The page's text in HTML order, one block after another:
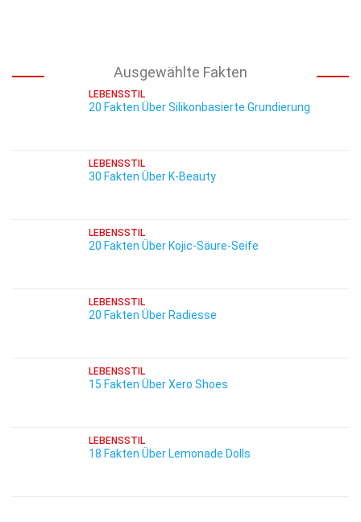
Ausgewählte Fakten
LEBENSSTIL
20 Fakten Über Silikonbasierte Grundierung
LEBENSSTIL
30 Fakten Über K-Beauty
LEBENSSTIL
20 Fakten Über Kojic-Säure-Seife
LEBENSSTIL
20 Fakten Über Radiesse
LEBENSSTIL
15 Fakten Über Xero Shoes
LEBENSSTIL
18 Fakten Über Lemonade Dolls